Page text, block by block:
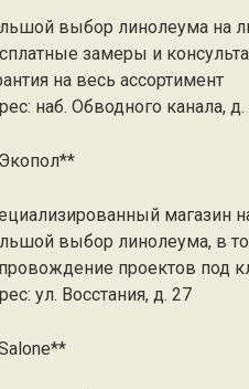
выбор линолеума на
замеры и
на весь ассортимент
наб. Обводного канала, д.
магазин
выбор линолеума, в
проектов под
ул. Восстания, д. 27